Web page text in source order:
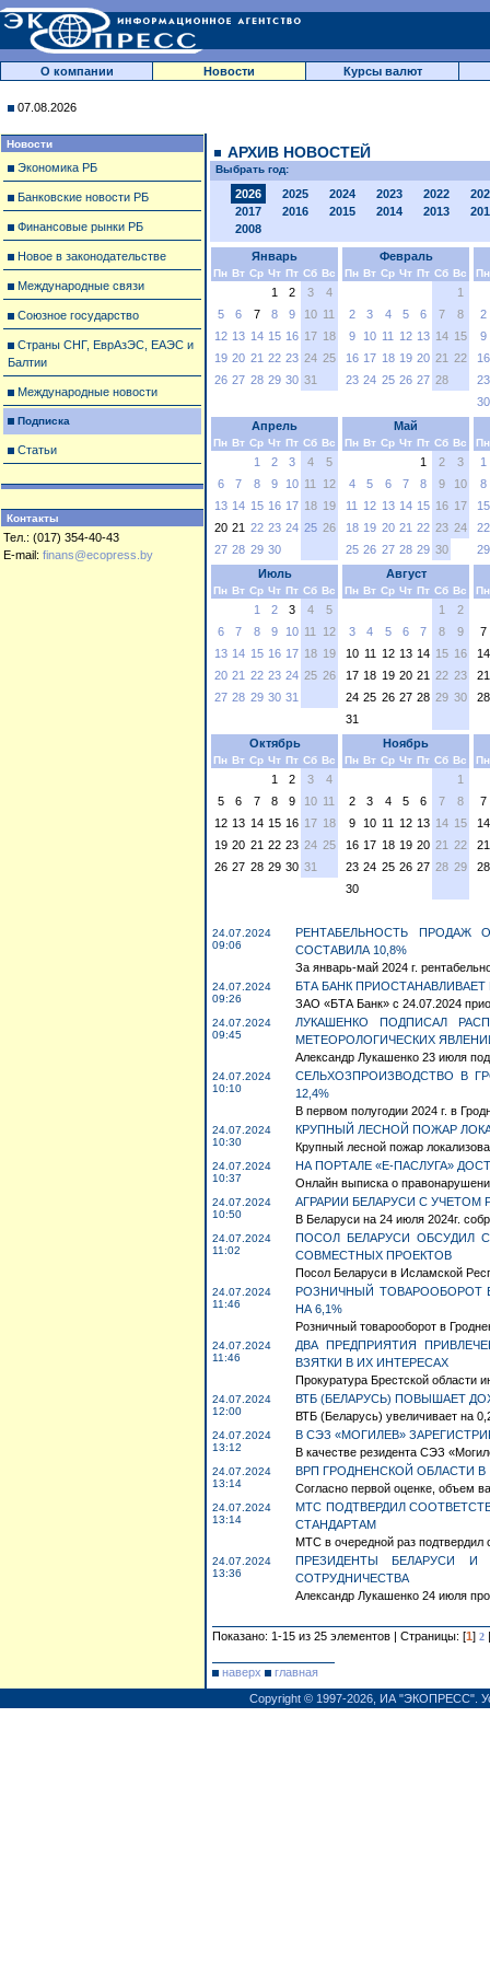
О компании Новости Курсы валют
07.08.2026
Новости
Экономика РБ
Банковские новости РБ
Финансовые рынки РБ
Новое в законодательстве
Международные связи
Союзное государство
Страны СНГ, ЕврАзЭС, ЕАЭС и
Балтии
Международные новости
Подписка
Статьи
Контакты
Тел.: (017) 354-40-43
E-mail: finans@ecopress.by
АРХИВ НОВОСТЕЙ
Выбрать год:
2026 2025 2024 2023 2022
2017
2016 2015 2014 2013
2008
Январь
Пн Вт Ср Чт Пт Сб Вс
1 2 3
4
5
6 7 8 9 10 11
12 13 14 15 16 17 18
19 20 21 22 23 24 25
26 27 28 29 30 31
Февраль
Пн Вт Ср Чт Пт Сб Вс
1
2
3 4 5 6 7
8
9
10 11 12 13 14 15
16 17 18 19 20 21 22
23 24 25 26 27 28
Пн
2
9
16
23
30
Апрель
Пн Вт Ср Чт Пт Сб Вс
1 2 3 4
5
6
7 8 9 10 11
12
13 14 15 16 17 18 19
20 21 22 23 24 25 26
27 28 29 30
Май
Пн Вт Ср Чт Пт Сб Вс
1 2
3
4
5 6 7 8 9
10
11
12 13 14 15 16 17
18 19 20 21 22 23 24
25 26 27 28 29 30
Пн
1
8
15
22
29
Июль
Пн Вт Ср Чт Пт Сб Вс
1 2 3 4
5
6
7 8 9 10 11
12
13 14 15 16 17 18 19
20 21 22 23 24 25 26
27 28 29 30 31
Август
Пн Вт Ср Чт Пт Сб Вс
1
2
3
4 5 6 7 8
9
10 11 12 13 14 15 16
17 18 19 20 21 22 23
24 25 26 27 28 29 30
31
Пн
7
14
21
28
Октябрь
Пн Вт Ср Чт Пт Сб Вс
1 2 3
4
5
6 7 8 9 10 11
12 13 14 15 16 17 18
19 20 21 22 23 24 25
26 27 28 29 30 31
Ноябрь
Пн Вт Ср Чт Пт Сб Вс
1
2
3 4 5 6 7
8
9
10 11 12 13 14 15
16 17 18 19 20 21 22
23 24 25 26 27 28 29
30
Пн
7
14
21
28
24.07.2024
09:06
РЕНТАБЕЛЬНОСТЬ ПРОДАЖ
СОСТАВИЛА 10,8%
За январь-май 2024 г.
24.07.2024
09:26
БТА БАНК
ЗАО «БТА Банк» с 24.07.2024
24.07.2024
09:45
ЛУКАШЕНКО ПОДПИСАЛ
МЕТЕОРОЛОГИЧЕСКИХ
Александр Лукашенко 23 июля
24.07.2024
10:10
СЕЛЬХОЗПРОИЗВОДСТВО В
12,4%
В первом полугодии 2024 г. в
24.07.2024
10:30
КРУПНЫЙ ЛЕСНОЙ ПОЖАР
Крупный лесной пожар
24.07.2024
10:37
НА ПОРТАЛЕ «Е-ПАСЛУГА»
Онлайн выписка о
24.07.2024
10:50
АГРАРИИ БЕЛАРУСИ С УЧЕТОМ
В Беларуси на 24 июля 2024г.
24.07.2024
11:02
ПОСОЛ БЕЛАРУСИ ОБСУДИЛ
СОВМЕСТНЫХ ПРОЕКТОВ
Посол Беларуси в Исламской
24.07.2024
11:46
РОЗНИЧНЫЙ ТОВАРООБОРОТ
НА 6,1%
Розничный товарооборот в
24.07.2024
11:46
ДВА ПРЕДПРИЯТИЯ
ВЗЯТКИ В ИХ ИНТЕРЕСАХ
Прокуратура Брестской области
24.07.2024
12:00
ВТБ (БЕЛАРУСЬ) ПОВЫШАЕТ
ВТБ (Беларусь) увеличивает на
24.07.2024
13:12
В СЭЗ «МОГИЛЕВ»
В качестве резидента СЭЗ
24.07.2024
13:14
ВРП ГРОДНЕНСКОЙ ОБЛАСТИ В
Согласно первой оценке, объем
24.07.2024
13:14
МТС ПОДТВЕРДИЛ
СТАНДАРТАМ
МТС в очередной раз подтвердил
24.07.2024
13:36
ПРЕЗИДЕНТЫ БЕЛАРУСИ И
СОТРУДНИЧЕСТВА
Александр Лукашенко 24 июля
Показано: 1-15 из 25 элементов | Страницы: [1] 2 |
наверх
главная
Copyright © 1997-2026, ИА "ЭКОПРЕСС".